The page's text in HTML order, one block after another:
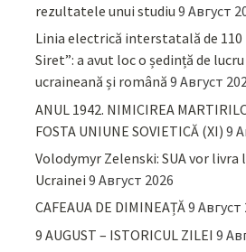
rezultatele unui studiu 9 Август
Linia electrică interstatală de 110
Siret”: a avut loc o ședință de
ucraineană și română 9 Август
ANUL 1942. NIMICIREA
FOSTA UNIUNE SOVIETICĂ (XI) 9
Volodymyr Zelenski: SUA vor livra
Ucrainei 9 Август 2026
CAFEAUA DE DIMINEAȚĂ9 Август
9 AUGUST – ISTORICUL ZILEI 9